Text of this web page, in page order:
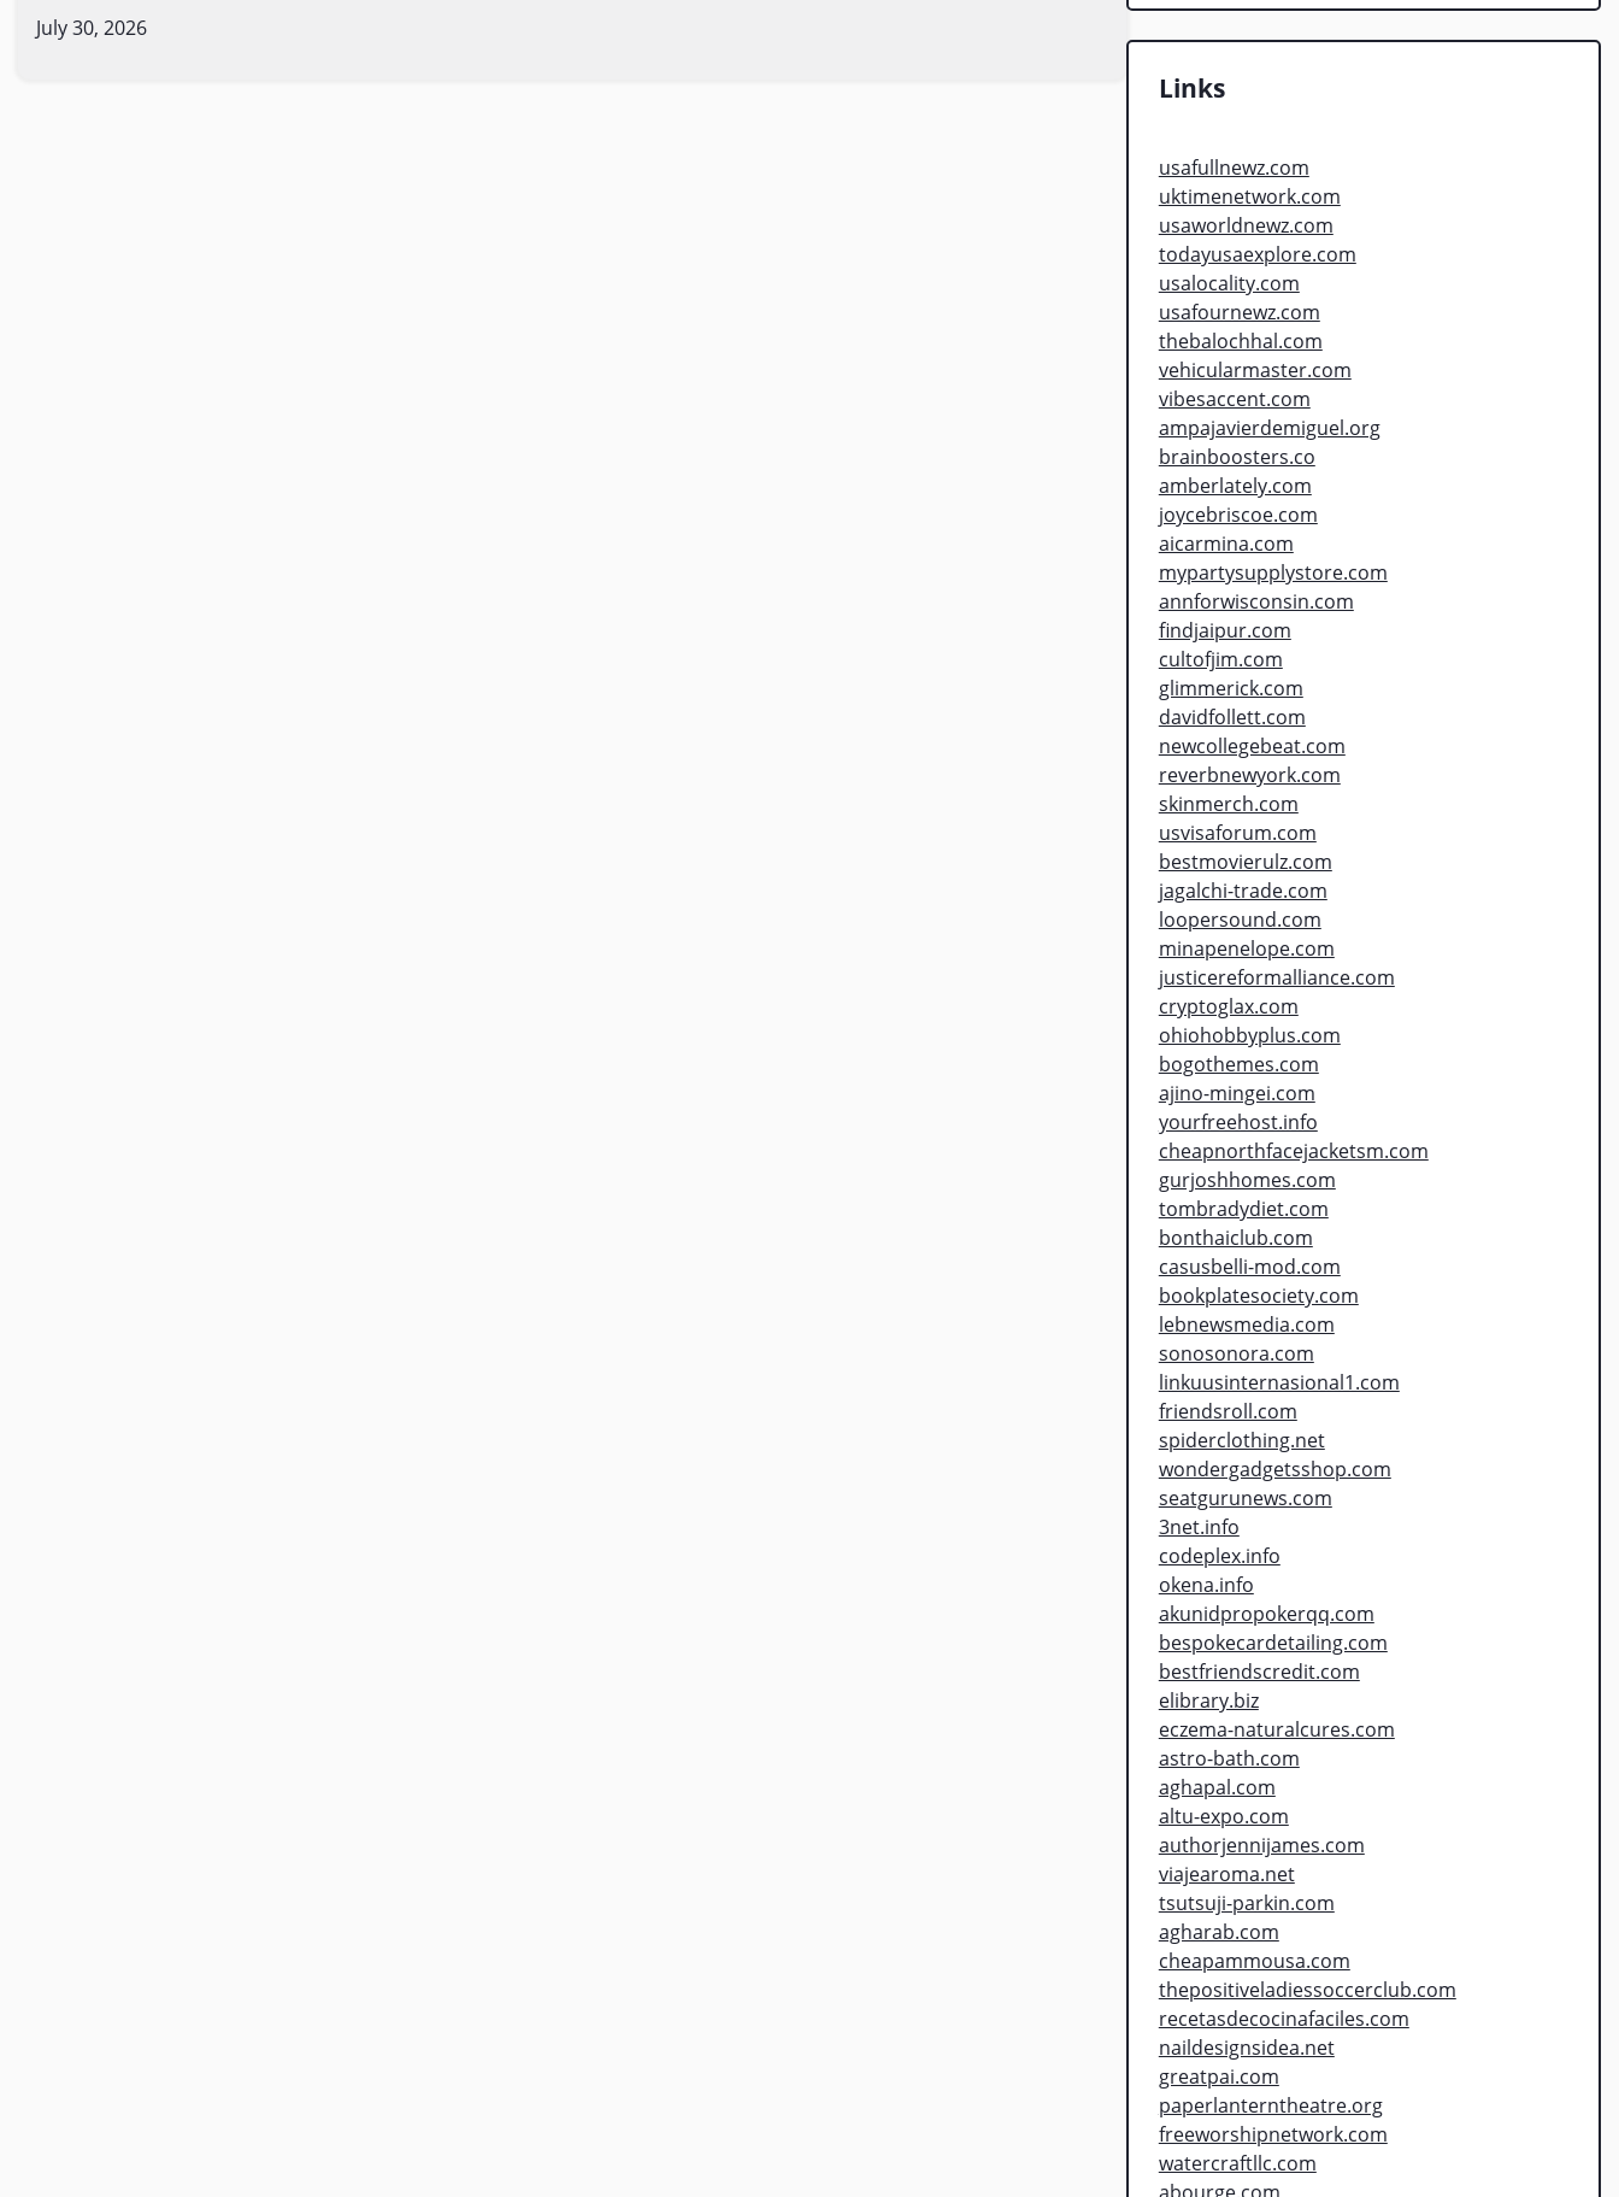
July 30, 2026
Links
usafullnewz.com
uktimenetwork.com
usaworldnewz.com
todayusaexplore.com
usalocality.com
usafournewz.com
thebalochhal.com
vehicularmaster.com
vibesaccent.com
ampajavierdemiguel.org
brainboosters.co
amberlately.com
joycebriscoe.com
aicarmina.com
mypartysupplystore.com
annforwisconsin.com
findjaipur.com
cultofjim.com
glimmerick.com
davidfollett.com
newcollegebeat.com
reverbnewyork.com
skinmerch.com
usvisaforum.com
bestmovierulz.com
jagalchi-trade.com
loopersound.com
minapenelope.com
justicereformalliance.com
cryptoglax.com
ohiohobbyplus.com
bogothemes.com
ajino-mingei.com
yourfreehost.info
cheapnorthfacejacketsm.com
gurjoshhomes.com
tombradydiet.com
bonthaiclub.com
casusbelli-mod.com
bookplatesociety.com
lebnewsmedia.com
sonosonora.com
linkuusinternasional1.com
friendsroll.com
spiderclothing.net
wondergadgetsshop.com
seatgurunews.com
3net.info
codeplex.info
okena.info
akunidpropokerqq.com
bespokecardetailing.com
bestfriendscredit.com
elibrary.biz
eczema-naturalcures.com
astro-bath.com
aghapal.com
altu-expo.com
authorjennijames.com
viajearoma.net
tsutsuji-parkin.com
agharab.com
cheapammousa.com
thepositiveladiessoccerclub.com
recetasdecocinafaciles.com
naildesignsidea.net
greatpai.com
paperlanterntheatre.org
freeworshipnetwork.com
watercraftllc.com